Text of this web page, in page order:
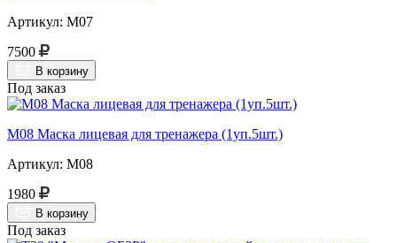
Артикул: М07
7500
В корзину
Под заказ
М08 Маска лицевая для тренажера (1уп.5шт.)
Артикул: М08
1980
В корзину
Под заказ